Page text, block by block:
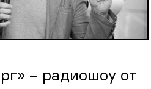
– радиошоу от